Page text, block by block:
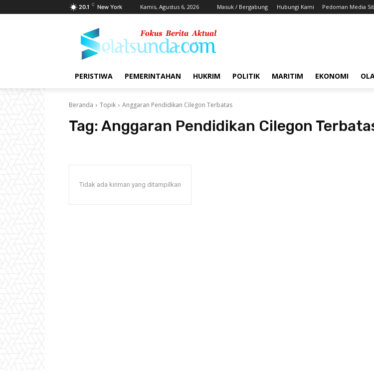
20.1 C New York Kamis, Agustus 6, 2026 Masuk / Bergabung Hubungi Kami Pedoman Media
PERISTIWA PEMERINTAHAN HUKRIM POLITIK MARITIM EKONOMI
Beranda Topik Anggaran Pendidikan Cilegon Terbatas
Tag: Anggaran Pendidikan Cilegon
Tidak ada kiriman yang ditampilkan